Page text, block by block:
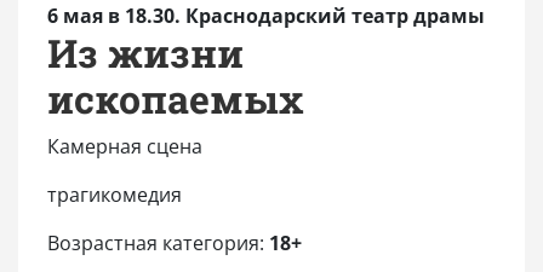
6 мая в 18.30. Краснодарский театр драмы
Из жизни
ископаемых
Камерная сцена
трагикомедия
Возрастная категория: 18+